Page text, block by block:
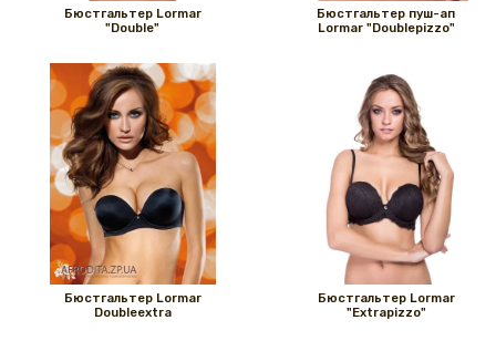
Бюстгальтер Lormar
"Double"
Бюстгальтер пуш-ап
Lormar "Doublepizzo"
Бюстгальтер Lormar
Doubleextra
Бюстгальтер Lormar
"Extrapizzo"